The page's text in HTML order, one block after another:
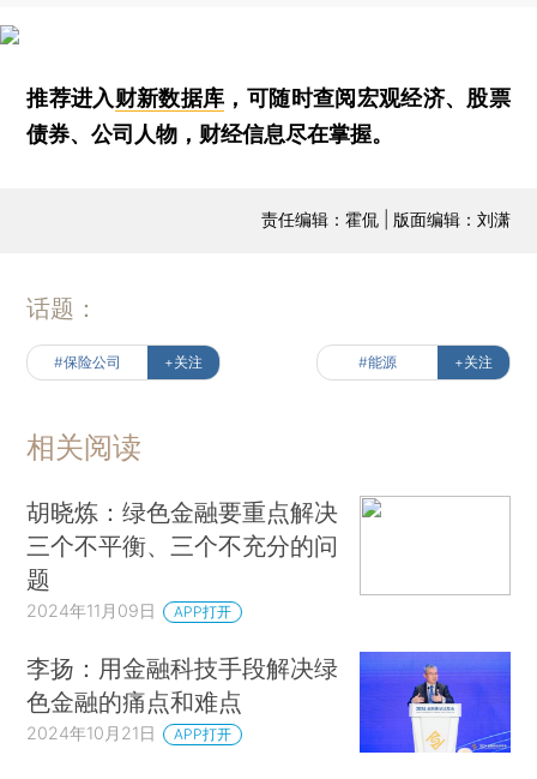
推荐进入财新数据库 ，可随时查阅宏观经济、股票
债券、公司人物，财经信息尽在掌握。
责任编辑：霍侃 | 版面编辑：刘潇
话题：
#保险公司 +关注 #能源 +关注
相关阅读
胡晓炼：绿色金融要重点解决
三个不平衡、三个不充分的问
题
2024年11月09日 APP打开
李扬：用金融科技手段解决绿
色金融的痛点和难点
2024年10月21日 APP打开